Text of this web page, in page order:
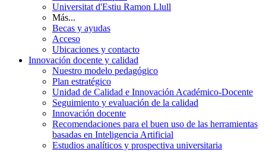
Universitat d'Estiu Ramon Llull
Más...
Becas y ayudas
Acceso
Ubicaciones y contacto
Innovación docente y calidad
Nuestro modelo pedagógico
Plan estratégico
Unidad de Calidad e Innovación Académico-Docente
Seguimiento y evaluación de la calidad
Innovación docente
Recomendaciones para el buen uso de las herramientas
basadas en Inteligencia Artificial
Estudios analíticos y prospectiva universitaria